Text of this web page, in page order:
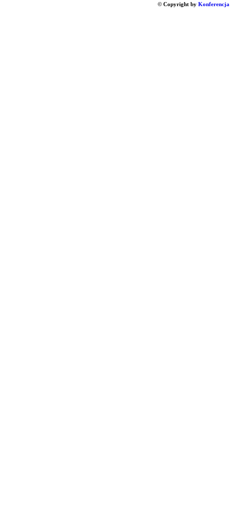
© Copyright by Konferencja